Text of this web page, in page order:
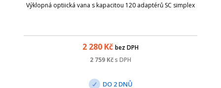
Výklopná optiická vana s kapacitou 120 adaptérů SC simplex
2 280 Kč bez DPH
2 759 Kčs DPH
DO 2 DNŮ